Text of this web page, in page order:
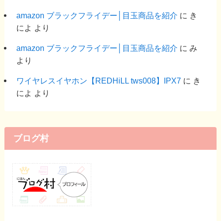
amazon ブラックフライデー│目玉商品を紹介 に き
によ より
amazon ブラックフライデー│目玉商品を紹介 に み
より
ワイヤレスイヤホン【REDHiLL tws008】IPX7 に き
によ より
ブログ村